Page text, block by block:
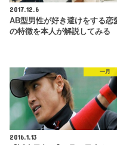
2017.12.6
AB型男性が好き避けをする恋
の特徴を本人が解説してみる
一月
2016.1.13